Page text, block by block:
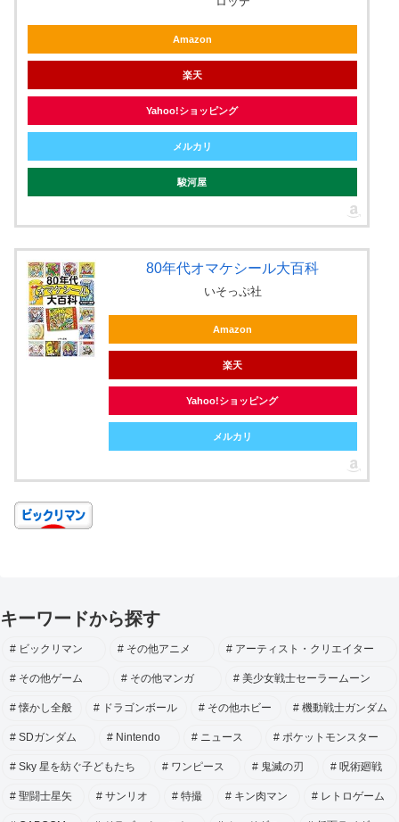
Amazon
楽天
Yahoo!ショッピング
メルカリ
駿河屋
80年代オマケシール大百科
いそっぷ社
Amazon
楽天
Yahoo!ショッピング
メルカリ
キーワードから探す
ビックリマン その他アニメ アーティスト・クリエイター
その他ゲーム その他マンガ 美少女戦士セーラームーン
懐かし全般 ドラゴンボール その他ホビー 機動戦士ガンダム
SDガンダム Nintendo ニュース ポケットモンスター
Sky 星を紡ぐ子どもたち ワンピース 鬼滅の刃 呪術廻戦
聖闘士星矢 サンリオ 特撮 キン肉マン レトロゲーム